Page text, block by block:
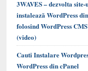
3WAVES – dezvolta
instalează WordPress
folosind WordPress CMS
(video)
Cauti Instalare
WordPress din cPanel